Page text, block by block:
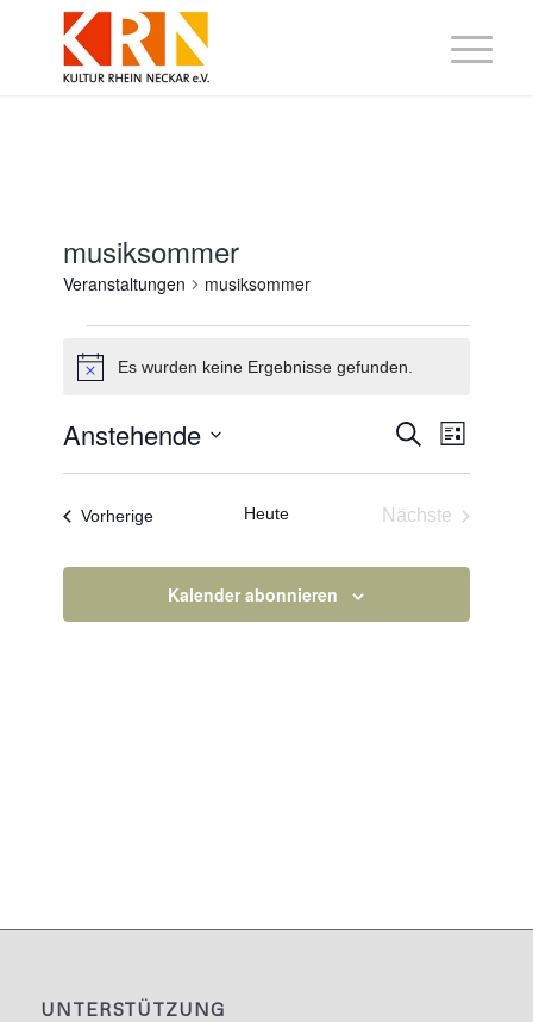
musiksommer
Veranstaltungen musiksommer
HinweisEs wurden keine Ergebnisse gefunden.
Suche
und
Navigation
SucheListe
Anstehende
VorherigeVeranstaltungen
Heute
Nächste
Kalender abonnieren
UNTERSTÜTZUNG